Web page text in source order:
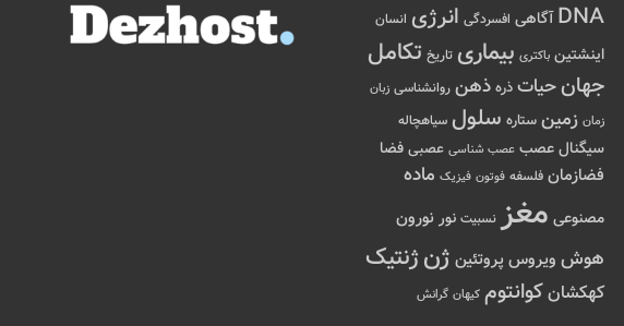
DNA آگاهی افسردگی انرژی انسان
اینشتین باکتری بیماری تاریخ تکامل
جهانحیات ذره ذهن روانشناسی زبان
زمان زمین ستاره سلول سیاهچاله
سیگنالعصب عصب شناسی عصبی فضا
فضازمان فلسفه فوتون فیزیک ماده
مصنوعی مغز نسبیت نور نورون
هوش ویروس پروتئین ژنژنتیک
کهکشانکوانتوم کیهان گرانش